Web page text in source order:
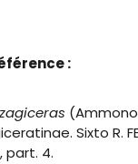
:
Sixto R.
part. 4.